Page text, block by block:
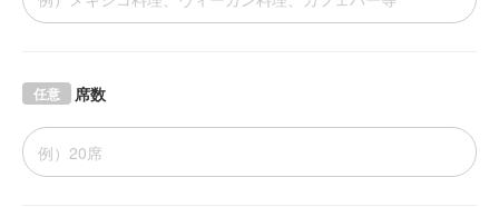
席数
任意